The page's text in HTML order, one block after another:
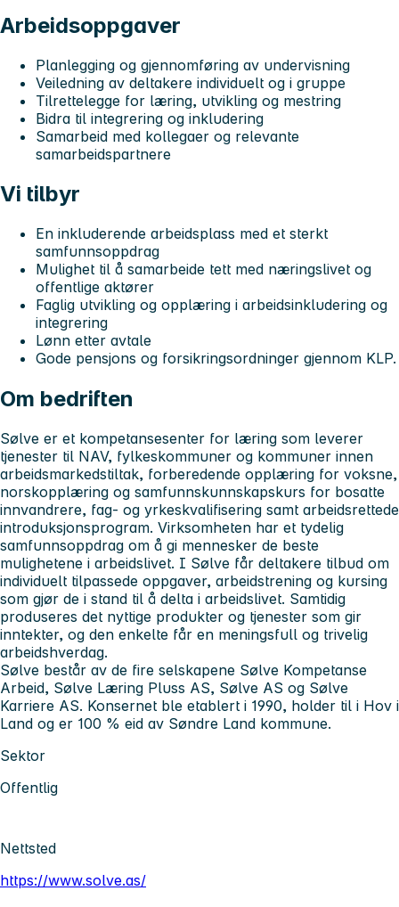
Arbeidsoppgaver
Planlegging og gjennomføring av undervisning
Veiledning av deltakere individuelt og i gruppe
Tilrettelegge for læring, utvikling og mestring
Bidra til integrering og inkludering
Samarbeid med kollegaer og relevante
samarbeidspartnere
Vi tilbyr
En inkluderende arbeidsplass med et sterkt
samfunnsoppdrag
Mulighet til å samarbeide tett med næringslivet og
offentlige aktører
Faglig utvikling og opplæring i arbeidsinkludering og
integrering
Lønn etter avtale
Gode pensjons og forsikringsordninger gjennom KLP.
Om bedriften
Sølve er et kompetansesenter for læring som leverer
tjenester til NAV, fylkeskommuner og kommuner innen
arbeidsmarkedstiltak, forberedende opplæring for voksne,
norskopplæring og samfunnskunnskapskurs for bosatte
innvandrere, fag- og yrkeskvalifisering samt arbeidsrettede
introduksjonsprogram. Virksomheten har et tydelig
samfunnsoppdrag om å gi mennesker de beste
mulighetene i arbeidslivet. I Sølve får deltakere tilbud om
individuelt tilpassede oppgaver, arbeidstrening og kursing
som gjør de i stand til å delta i arbeidslivet. Samtidig
produseres det nyttige produkter og tjenester som gir
inntekter, og den enkelte får en meningsfull og trivelig
arbeidshverdag.
Sølve består av de fire selskapene Sølve Kompetanse
Arbeid, Sølve Læring Pluss AS, Sølve AS og Sølve
Karriere AS. Konsernet ble etablert i 1990, holder til i Hov i
Land og er 100 % eid av Søndre Land kommune.
Sektor
Offentlig
Nettsted
https://www.solve.as/